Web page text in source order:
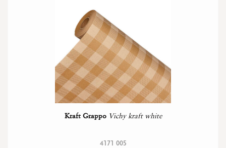
Kraft Grappo Vichy kraft white
4171 005